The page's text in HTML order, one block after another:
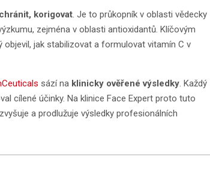
korigovat . Je to průkopník v oblasti vědecky
zejména v oblasti antioxidantů. Klíčovým
objevil, jak stabilizovat a formulovat vitamín C v
sází na klinicky ověřené výsledky . Každý
cílené účinky. Na klinice Face Expert proto tuto
a prodlužuje výsledky profesionálních